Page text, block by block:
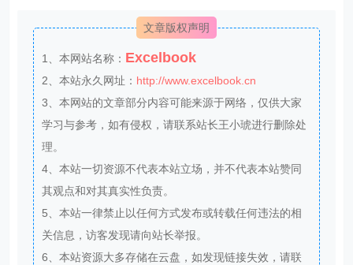
文章版权声明
1、本网站名称： Excelbook
2、本站永久网址： http://www.excelbook.cn
3、本网站的文章部分内容可能来源于网络，仅供大家
学习与参考，如有侵权，请联系站长王小琥进行删除处
理。
4、本站一切资源不代表本站立场，并不代表本站赞同
其观点和对其真实性负责。
5、本站一律禁止以任何方式发布或转载任何违法的相
关信息，访客发现请向站长举报。
6、本站资源大多存储在云盘，如发现链接失效，请联